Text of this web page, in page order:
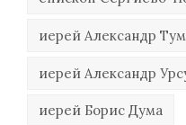
иерей Александр
иерей Александр
иерей Борис Дума